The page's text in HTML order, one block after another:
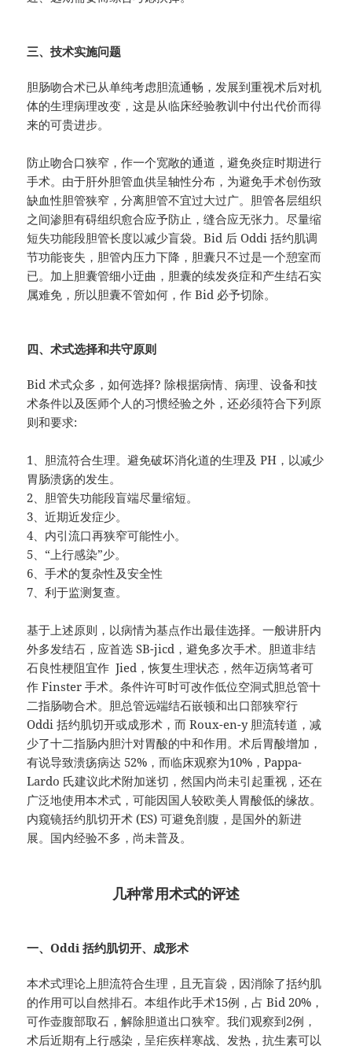
三、技术实施问题
胆肠吻合术已从单纯考虑胆流通畅，发展到重视术后对机
体的生理病理改变，这是从临床经验教训中付出代价而得
来的可贵进步。
防止吻合口狭窄，作一个宽敞的通道，避免炎症时期进行
手术。由于肝外胆管血供呈轴性分布，为避免手术创伤致
缺血性胆管狭窄，分离胆管不宜过大过广。胆管各层组织
之间渗胆有碍组织愈合应予防止，缝合应无张力。尽量缩
短失功能段胆管长度以减少盲袋。Bid 后 Oddi 括约肌调
节功能丧失，胆管内压力下降，胆囊只不过是一个憩室而
已。加上胆囊管细小迂曲，胆囊的续发炎症和产生结石实
属难免，所以胆囊不管如何，作 Bid 必予切除。
四、术式选择和共守原则
Bid 术式众多，如何选择? 除根据病情、病理、设备和技
术条件以及医师个人的习惯经验之外，还必须符合下列原
则和要求:
1、胆流符合生理。避免破坏消化道的生理及 PH，以减少
胃肠溃疡的发生。
2、胆管失功能段盲端尽量缩短。
3、近期近发症少。
4、内引流口再狭窄可能性小。
5、“上行感染”少。
6、手术的复杂性及安全性
7、利于监测复查。
基于上述原则，以病情为基点作出最佳选择。一般讲肝内
外多发结石，应首选 SB-jicd，避免多次手术。胆道非结
石良性梗阻宜作 Jied，恢复生理状态，然年迈病笃者可
作 Finster 手术。条件许可时可改作低位空洞式胆总管十
二指肠吻合术。胆总管远端结石嵌顿和出口部狭窄行
Oddi 括约肌切开或成形术，而 Roux-en-y 胆流转道，减
少了十二指肠内胆汁对胃酸的中和作用。术后胃酸增加，
有说导致溃疡病达 52%，而临床观察为10%，Pappa-
Lardo 氏建议此术附加迷切，然国内尚未引起重视，还在
广泛地使用本术式，可能因国人较欧美人胃酸低的缘故。
内窥镜括约肌切开术 (ES) 可避免剖腹，是国外的新进
展。国内经验不多，尚未普及。
几种常用术式的评述
一、Oddi 括约肌切开、成形术
本术式理论上胆流符合生理，且无盲袋，因消除了括约肌
的作用可以自然排石。本组作此手术15例，占 Bid 20%，
可作壶腹部取石，解除胆道出口狭窄。我们观察到2例，
术后近期有上行感染，呈疟疾样寒战、发热，抗生素可以